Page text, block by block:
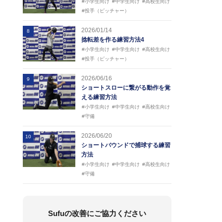
#小学生向け #中学生向け #高校生向け
#投手（ピッチャー）
8
2026/01/14
捻転差を作る練習方法4
#小学生向け #中学生向け #高校生向け
#投手（ピッチャー）
9
2026/06/16
ショートスローに繋がる動作を覚
える練習方法
#小学生向け #中学生向け #高校生向け
#守備
10
2026/06/20
ショートバウンドで捕球する練習
方法
#小学生向け #中学生向け #高校生向け
#守備
Sufuの改善にご協力ください